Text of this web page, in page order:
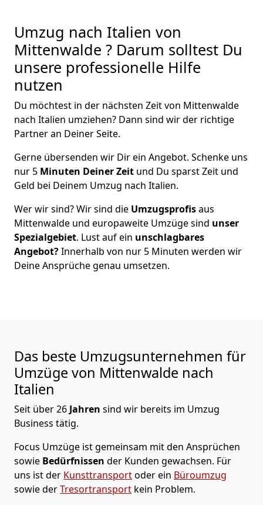
Umzug nach Italien von
Mittenwalde ? Darum solltest Du
unsere professionelle Hilfe
nutzen
Du möchtest in der nächsten Zeit von Mittenwalde
nach Italien umziehen? Dann sind wir der richtige
Partner an Deiner Seite.
Gerne übersenden wir Dir ein Angebot. Schenke uns
nur 5 Minuten Deiner Zeit und Du sparst Zeit und
Geld bei Deinem Umzug nach Italien.
Wer wir sind? Wir sind die Umzugsprofisaus
Mittenwalde und europaweite Umzüge sind unser
Spezialgebiet. Lust auf ein unschlagbares
Angebot?Innerhalb von nur 5 Minuten werden wir
Deine Ansprüche genau umsetzen.
Das beste Umzugsunternehmen für
Umzüge von Mittenwalde nach
Italien
Seit über26 Jahren sind wir bereits im Umzug
Business tätig.
Focus Umzüge ist gemeinsam mit den Ansprüchen
sowie Bedürfnissen der Kunden gewachsen. Für
uns ist der Kunsttransportoder ein Büroumzug
sowie derTresortransport kein Problem.